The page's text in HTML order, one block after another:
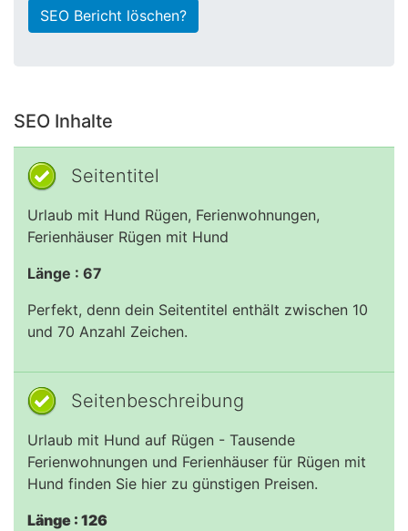
SEO Bericht löschen?
SEO Inhalte
Seitentitel
Urlaub mit Hund Rügen, Ferienwohnungen,
Ferienhäuser Rügen mit Hund
Länge : 67
Perfekt, denn dein Seitentitel enthält zwischen 10
und 70 Anzahl Zeichen.
Seitenbeschreibung
Urlaub mit Hund auf Rügen - Tausende
Ferienwohnungen und Ferienhäuser für Rügen mit
Hund finden Sie hier zu günstigen Preisen.
Länge : 126